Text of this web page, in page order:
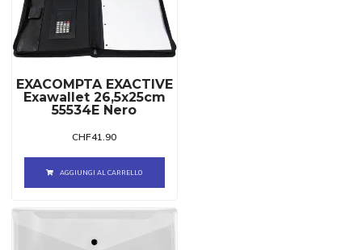
EXACOMPTA EXACTIVE
Exawallet 26,5x25cm
55534E Nero
CHF41.90
AGGIUNGI AL CARRELLO